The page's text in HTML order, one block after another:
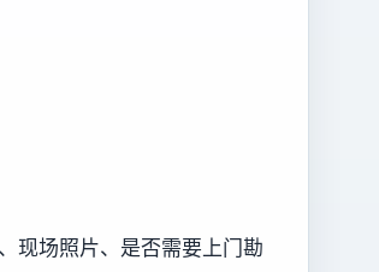
现场照片、是否需要上门勘